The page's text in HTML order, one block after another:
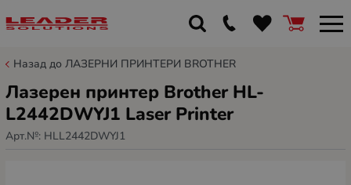
Назад до ЛАЗЕРНИ ПРИНТЕРИ BROTHER
Лазерен принтер Brother HL-
L2442DWYJ1 Laser Printer
Арт.№: HLL2442DWYJ1